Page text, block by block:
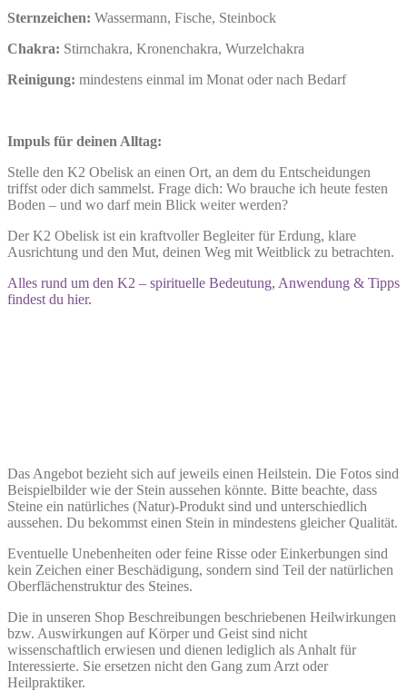
Sternzeichen: Wassermann, Fische, Steinbock
Chakra: Stirnchakra, Kronenchakra, Wurzelchakra
Reinigung: mindestens einmal im Monat oder nach Bedarf
Impuls für deinen Alltag:
Stelle den K2 Obelisk an einen Ort, an dem du Entscheidungen
triffst oder dich sammelst. Frage dich: Wo brauche ich heute festen
Boden – und wo darf mein Blick weiter werden?
Der K2 Obelisk ist ein kraftvoller Begleiter für Erdung, klare
Ausrichtung und den Mut, deinen Weg mit Weitblick zu betrachten.
Alles rund um den K2 – spirituelle Bedeutung, Anwendung & Tipps
findest du hier.
Das Angebot bezieht sich auf jeweils einen Heilstein. Die Fotos sind
Beispielbilder wie der Stein aussehen könnte. Bitte beachte, dass
Steine ein natürliches (Natur)-Produkt sind und unterschiedlich
aussehen. Du bekommst einen Stein in mindestens gleicher Qualität.
Eventuelle Unebenheiten oder feine Risse oder Einkerbungen sind
kein Zeichen einer Beschädigung, sondern sind Teil der natürlichen
Oberflächenstruktur des Steines.
Die in unseren Shop Beschreibungen beschriebenen Heilwirkungen
bzw. Auswirkungen auf Körper und Geist sind nicht
wissenschaftlich erwiesen und dienen lediglich als Anhalt für
Interessierte. Sie ersetzen nicht den Gang zum Arzt oder
Heilpraktiker.